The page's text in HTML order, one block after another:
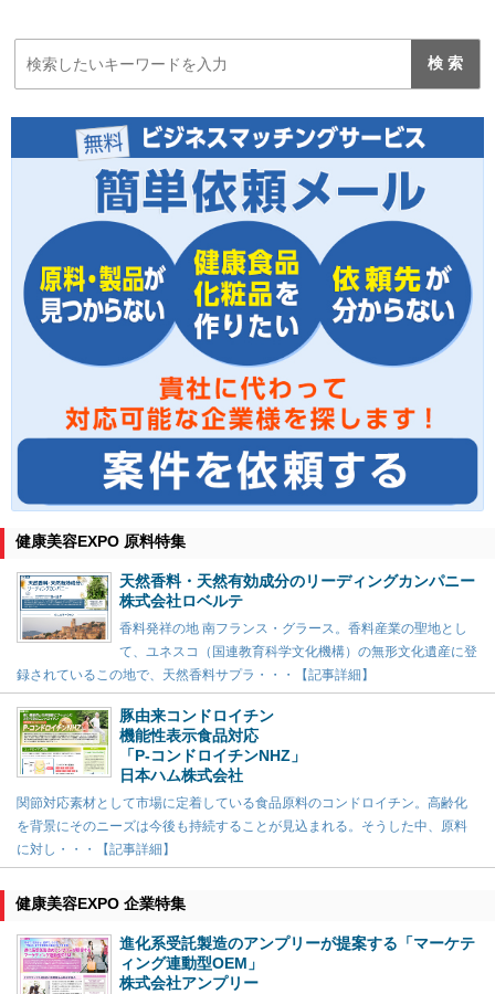
健康美容EXPO 原料特集
天然香料・天然有効成分のリーディングカンパニー
株式会社ロベルテ
香料発祥の地 南フランス・グラース。香料産業の聖地とし
て、ユネスコ（国連教育科学文化機構）の無形文化遺産に登
録されているこの地で、天然香料サプラ・・・【記事詳細】
豚由来コンドロイチン
機能性表示食品対応
「P-コンドロイチンNHZ」
日本ハム株式会社
関節対応素材として市場に定着している食品原料のコンドロイチン。高齢化
を背景にそのニーズは今後も持続することが見込まれる。そうした中、原料
に対し・・・【記事詳細】
健康美容EXPO 企業特集
進化系受託製造のアンプリーが提案する「マーケテ
ィング連動型OEM」
株式会社アンプリー